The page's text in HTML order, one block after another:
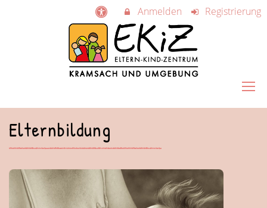
Anmelden Registrierung
Elternbildung